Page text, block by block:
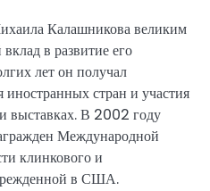
Калашникова великим
в развитие его
лет он получал
стран и участия
выставках. В 2002 году
Международной
клинкового и
в США.